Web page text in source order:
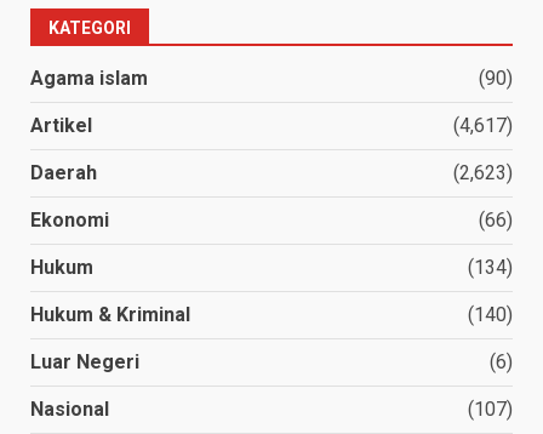
KATEGORI
Agama islam (90)
Artikel (4,617)
Daerah (2,623)
Ekonomi (66)
Hukum (134)
Hukum & Kriminal (140)
Luar Negeri (6)
Nasional (107)